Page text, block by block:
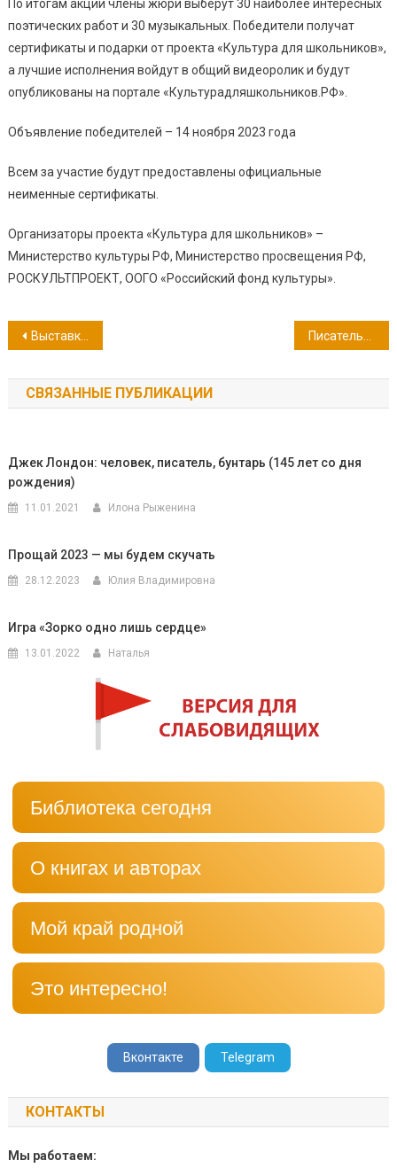
По итогам акции члены жюри выберут 30 наиболее интересных
поэтических работ и 30 музыкальных. Победители получат
сертификаты и подарки от проекта «Культура для школьников»,
а лучшие исполнения войдут в общий видеоролик и будут
опубликованы на портале «Культурадляшкольников.РФ».
Объявление победителей – 14 ноября 2023 года
Всем за участие будут предоставлены официальные
неименные сертификаты.
Организаторы проекта «Культура для школьников» –
Министерство культуры РФ, Министерство просвещения РФ,
РОСКУЛЬТПРОЕКТ, ООГО «Российский фонд культуры».
Навигация
по
записям
Выставка «Эпохи просвещения»
СВЯЗАННЫЕ ПУБЛИКАЦИИ
Джек Лондон: человек, писатель, бунтарь (145 лет со дня
рождения)
11.01.2021 Илона Рыженина
Прощай 2023 — мы будем скучать
28.12.2023 Юлия Владимировна
Игра «Зорко одно лишь сердце»
13.01.2022 Наталья
Библиотека сегодня
О книгах и авторах
Мой край родной
Это интересно!
Вконтакте Telegram
КОНТАКТЫ
Мы работаем: